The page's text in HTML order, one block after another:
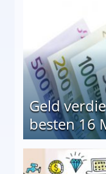
Geld
besten 16